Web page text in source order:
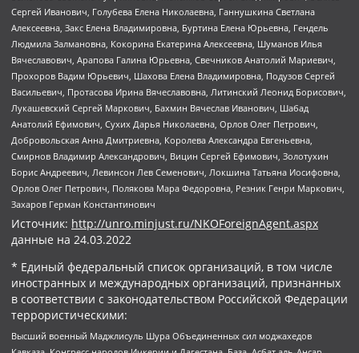
Сергей Иванович, Голубева Елена Николаевна, Ганнушкина Светлана
Алексеевна, Закс Елена Владимировна, Буртина Елена Юрьевна, Гендель
Людмила Залмановна, Кокорина Екатерина Алексеевна, Шуманов Илья
Вячеславович, Арапова Галина Юрьевна, Свечников Анатолий Мариевич,
Прохоров Вадим Юрьевич, Шахова Елена Владимировна, Подузов Сергей
Васильевич, Протасова Ирина Вячеславовна, Литинский Леонид Борисович,
Лукашевский Сергей Маркович, Бахмин Вячеслав Иванович, Шабад
Анатолий Ефимович, Сухих Дарья Николаевна, Орлов Олег Петрович,
Добровольская Анна Дмитриевна, Королева Александра Евгеньевна,
Смирнов Владимир Александрович, Вицин Сергей Ефимович, Золотухин
Борис Андреевич, Левинсон Лев Семенович, Локшина Татьяна Иосифовна,
Орлов Олег Петрович, Полякова Мара Федоровна, Резник Генри Маркович,
Захаров Герман Константинович
Источник: http://unro.minjust.ru/NKOForeignAgent.aspx
данные на 24.03.2022
* Единый федеральный список организаций, в том числе
иностранных и международных организаций, признанных
в соответствии с законодательством Российской Федерации
террористическими:
Высший военный Маджлисуль Шура Объединенных сил моджахедов